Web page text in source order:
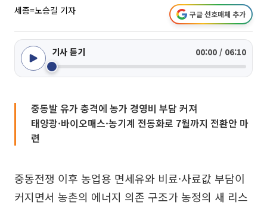
세종=노승길 기자 구글 선호매체 추가
기사 듣기 00:00 / 06:10
중동발 유가 충격에 농가 경영비 부담 커져
태양광·바이오매스·농기계 전동화로 7월까지 전환안 마
련
중동전쟁 이후 농업용 면세유와 비료·사료값 부담이
커지면서 농촌의 에너지 의존 구조가 농정의 새 리스